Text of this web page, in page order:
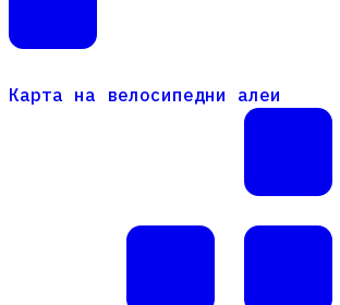
Карта на велосипедни алеи
Карта на велосипедни алеи